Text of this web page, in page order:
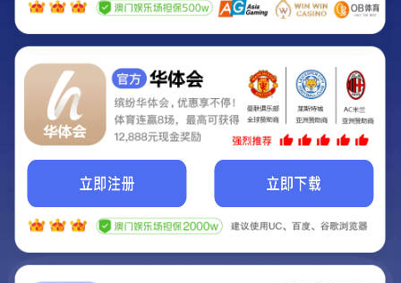
Hey Guys!
我们即将上线啦...
我们的网站正在建设.
它将是非常棒的网站.